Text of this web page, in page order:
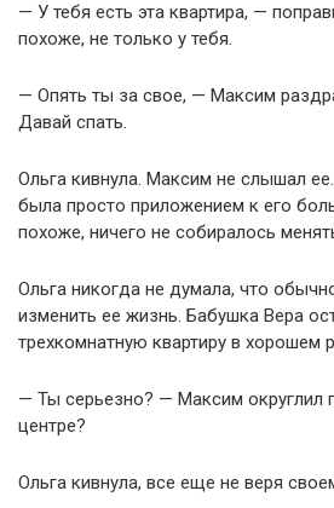
— У тебя есть эта квартира, —
похоже, не только у тебя.
— Опять ты за свое, — Максим
Давай спать.
Ольга кивнула. Максим не слышал
была просто приложением к его
похоже, ничего не собиралось
Ольга никогда не думала, что
изменить ее жизнь. Бабушка Вера
трехкомнатную квартиру в хорошем
— Ты серьезно? — Максим округлил
центре?
Ольга кивнула, все еще не веря